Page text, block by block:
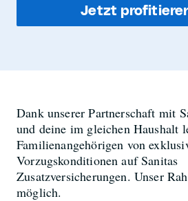
Jetzt
Dank unserer Partnerschaft mit
und deine im gleichen Haushalt
Familienangehörigen von
Vorzugskonditionen auf Sanitas
Zusatzversicherungen. Unser
möglich.